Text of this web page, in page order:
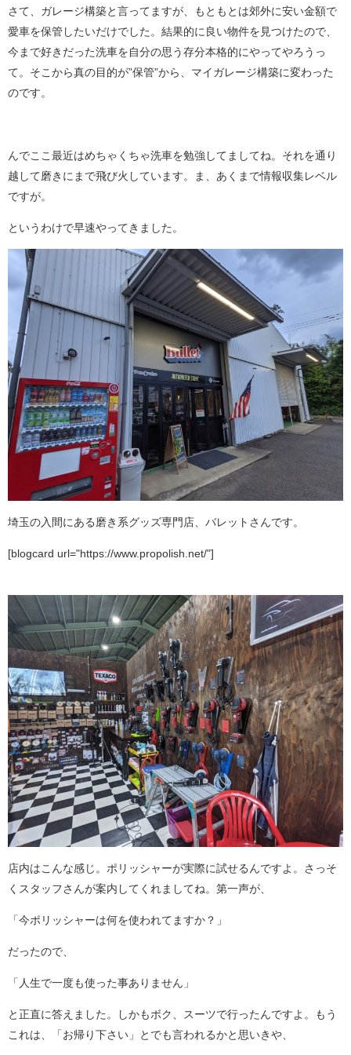
さて、ガレージ構築と言ってますが、もともとは郊外に安い金額で
愛車を保管したいだけでした。結果的に良い物件を見つけたので、
今まで好きだった洗車を自分の思う存分本格的にやってやろうっ
て。そこから真の目的が”保管”から、マイガレージ構築に変わった
のです。
んでここ最近はめちゃくちゃ洗車を勉強してましてね。それを通り
越して磨きにまで飛び火しています。ま、あくまで情報収集レベル
ですが。
というわけで早速やってきました。
埼玉の入間にある磨き系グッズ専門店、バレットさんです。
[blogcard url="https://www.propolish.net/"]
店内はこんな感じ。ポリッシャーが実際に試せるんですよ。さっそ
くスタッフさんが案内してくれましてね。第一声が、
「今ポリッシャーは何を使われてますか？」
だったので、
「人生で一度も使った事ありません」
と正直に答えました。しかもボク、スーツで行ったんですよ。もう
これは、「お帰り下さい」とでも言われるかと思いきや、